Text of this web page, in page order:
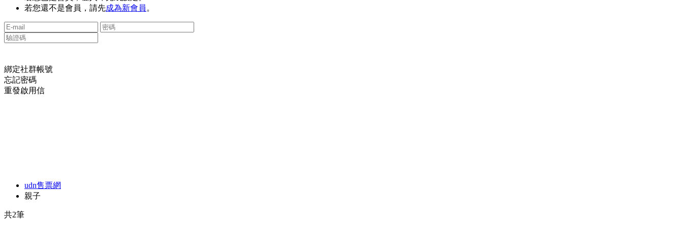
若您還不是會員，請先成為新會員 。
綁定社群帳號
忘記密碼
重發啟用信
udn售票網
親子
共2筆